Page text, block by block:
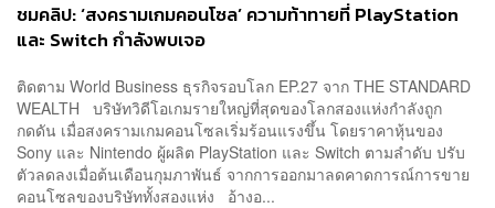
ชมคลิป: ‘สงครามเกมคอนโซล’ ความท้าทายที่ PlayStation
และ Switch กำลังพบเจอ
ติดตาม World Business ธุรกิจรอบโลก EP.27 จาก THE STANDARD
WEALTH บริษัทวิดีโอเกมรายใหญ่ที่สุดของโลกสองแห่งกำลังถูก
กดดัน เมื่อสงครามเกมคอนโซลเริ่มร้อนแรงขึ้น โดยราคาหุ้นของ
Sony และ Nintendo ผู้ผลิต PlayStation และ Switch ตามลำดับ ปรับ
ตัวลดลงเมื่อต้นเดือนกุมภาพันธ์ จากการออกมาลดคาดการณ์การขาย
คอนโซลของบริษัททั้งสองแห่ง อ้างอ...